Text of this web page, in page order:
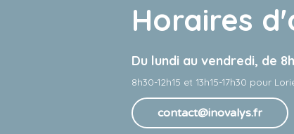
Horaires
Du lundi au vendredi, de
8h30-12h15 et 13h15-17h30 pour
contact@inovalys.fr